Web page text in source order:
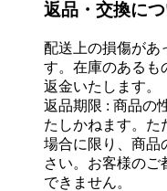
返品・交換に
配送上の損傷があ
す。在庫のあるも
返金いたします。
返品期限 : 商品の
たしかねます。た
場合に限り、商品
さい。お客様のご
できません。